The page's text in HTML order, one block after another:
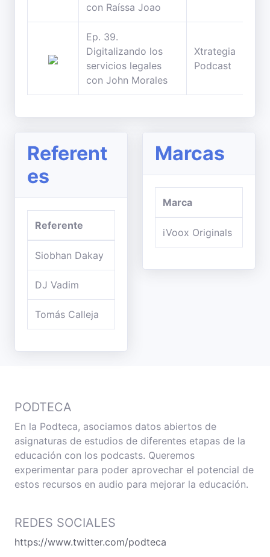
con Raíssa Joao
Ep. 39.
Digitalizando los
servicios legales
con John Morales
Xtrategia
Podcast
Referent
es
Referente
Siobhan Dakay
DJ Vadim
Tomás Calleja
Marcas
Marca
iVoox Originals
PODTECA
En la Podteca, asociamos datos abiertos de
asignaturas de estudios de diferentes etapas de la
educación con los podcasts. Queremos
experimentar para poder aprovechar el potencial de
estos recursos en audio para mejorar la educación.
REDES SOCIALES
https://www.twitter.com/podteca